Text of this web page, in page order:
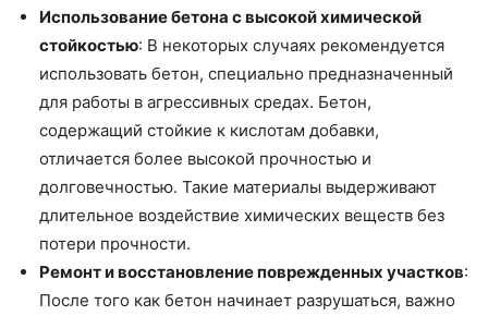
Использование бетона с высокой химической
стойкостью: В некоторых случаях рекомендуется
использовать бетон, специально предназначенный
для работы в агрессивных средах. Бетон,
содержащий стойкие к кислотам добавки,
отличается более высокой прочностью и
долговечностью. Такие материалы выдерживают
длительное воздействие химических веществ без
потери прочности.
Ремонт и восстановление поврежденных участков:
После того как бетон начинает разрушаться, важно